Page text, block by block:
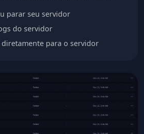
parar seu servidor
do servidor
diretamente para o servidor